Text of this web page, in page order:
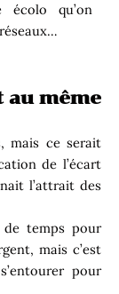
écolo qu’on
au même
mais ce serait
de l’écart
l’attrait des
temps pour
mais c’est
pour